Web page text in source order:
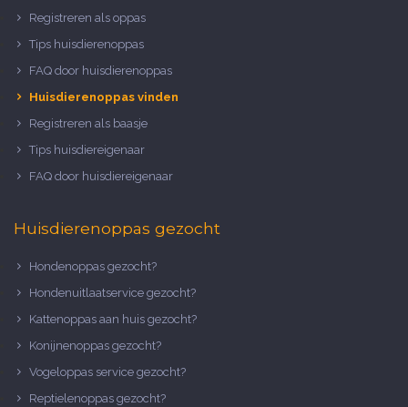
Registreren als oppas
Tips huisdierenoppas
FAQ door huisdierenoppas
Huisdierenoppas vinden
Registreren als baasje
Tips huisdiereigenaar
FAQ door huisdiereigenaar
Huisdierenoppas gezocht
Hondenoppas gezocht?
Hondenuitlaatservice gezocht?
Kattenoppas aan huis gezocht?
Konijnenoppas gezocht?
Vogeloppas service gezocht?
Reptielenoppas gezocht?